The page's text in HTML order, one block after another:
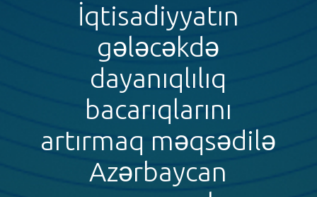
İqtisadiyyatın
gələcəkdə
dayanıqlılıq
bacarıqlarını
artırmaq məqsədilə
Azərbaycan